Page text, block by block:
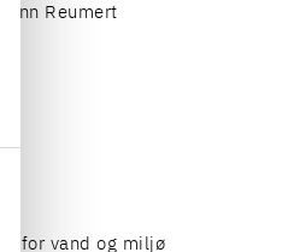
Reumert
for vand og miljø